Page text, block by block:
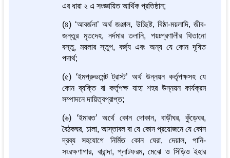
এর ধারা ২ এ সংজ্ঞায়িত আর্থিক প্রতিষ্ঠান;
(৪) ‘আবর্জনা’ অর্থ জঞ্জাল, উচ্ছিষ্ট, বিষ্ঠা-ময়লাদি, জীব-
জন্তুর মৃতদেহ, নর্দমার তলানি, পয়ঃপ্রণালীর থিতানো
বস্তু, ময়লার স্তুপ, বর্জ্য এবং অন্য যে কোন দূষিত
পদার্থ;
(৫) ‘ইমপ্রুভমেন্ট ট্রাস্ট’ অর্থ উন্নয়ন কর্তৃপক্ষসহ যে
কোন ব্যক্তি বা কর্তৃপক্ষ যাহা শহর উন্নয়ন কার্যক্রম
সম্পাদনে দায়িত্বপ্রাপ্ত;
(৬) ‘ইমারত’ অর্থে কোন দোকান, বাড়ীঘর, কুঁড়েঘর,
বৈঠকঘর, চালা, আস্তাবল বা যে কোন প্রয়োজনে যে কোন
দ্রব্য সহযোগে নির্মিত কোন ঘেরা, দেয়াল, পানি-
সংরক্ষণাগার, বারান্দা, প্লাটফরম, মেঝে ও সিঁড়িও ইহার